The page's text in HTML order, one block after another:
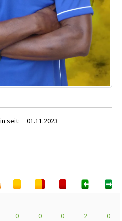
seit: 01.11.2023
0 0 0 2
0